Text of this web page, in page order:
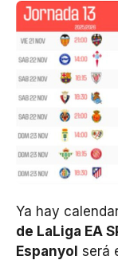
Ya hay
de LaLiga EA
Espanyol será